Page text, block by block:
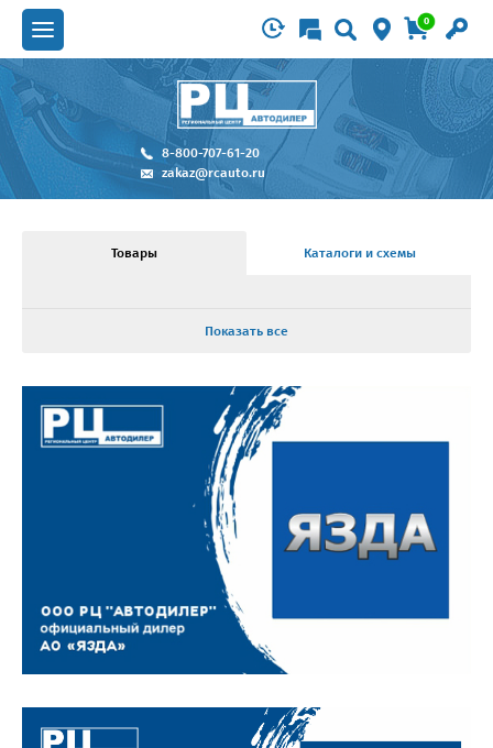
0
8-800-707-61-20
zakaz@rcauto.ru
Товары Каталоги и схемы
Показать все